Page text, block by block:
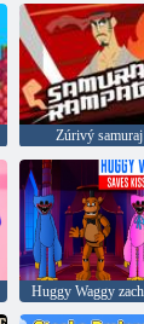
Zúrivý samuraj